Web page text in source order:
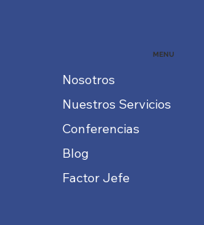
MENU
Nosotros
Nuestros Servicios
Conferencias
Blog
Factor Jefe